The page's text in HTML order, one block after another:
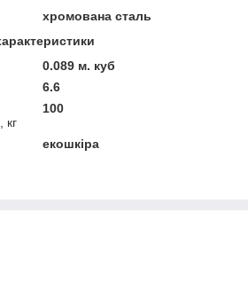
хромована сталь
0.089 м. куб
6.6
кг
100
екошкіра